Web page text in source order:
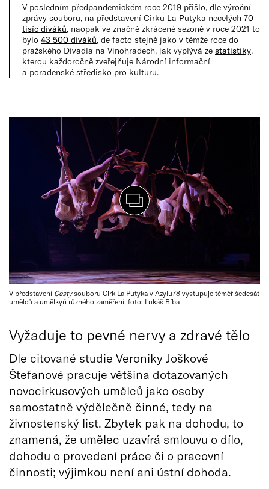
V posledním předpandemickém roce 2019 přišlo, dle výroční
zprávy souboru, na představení Cirku La Putyka necelých 70
tisíc diváků, naopak ve značně zkrácené sezoně v roce 2021 to
bylo 43 500 diváků, de facto stejně jako v témže roce do
pražského Divadla na Vinohradech, jak vyplývá ze statistiky,
kterou každoročně zveřejňuje Národní informační
a poradenské středisko pro kulturu.
V představení Cestysouboru Cirk La Putyka v Azylu78 vystupuje téměř šedesát
umělců a umělkyň různého zaměření, foto: Lukáš Bíba
Vyžaduje to pevné nervy a zdravé tělo
Dle citované studie Veroniky Joškové
Štefanové pracuje většina dotazovaných
novocirkusových umělců jako osoby
samostatně výdělečně činné, tedy na
živnostenský list. Zbytek pak na dohodu, to
znamená, že umělec uzavírá smlouvu o dílo,
dohodu o provedení práce či o pracovní
činnosti; výjimkou není ani ústní dohoda.